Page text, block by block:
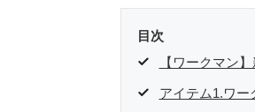
目次
【ワークマン
アイテム1.ワー